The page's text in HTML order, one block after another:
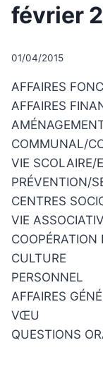
février
Par
01/04/2015
AFFAIRES
AFFAIRES
COMMUNAL/
VIE SCOLAIRE/
PRÉVENTION/
CENTRES
VIE
COOPÉRATION
CULTURE
PERSONNEL
AFFAIRES
VŒU
QUESTIONS